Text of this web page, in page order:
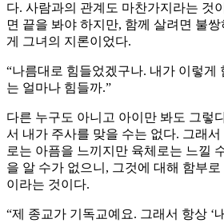
다. 사람과의 관계도 마찬가지라는 것
면 끝을 봐야 하지만, 함께 살려면 불
게 그녀의 지론이었다.
“나름대로 힘들었겠구나. 내가 이렇게
는 얼마나 힘들까.”
다른 누구도 아니고 아이만 봐도 그렇
서 내가 주사를 맞을 수는 없다. 그래
로는 아픔을 느끼지만 육체로는 느낄
을 알 수가 없으니, 그것에 대해 함부
이라는 것이다.
“제 종교가 기독교예요. 그래서 항상 ‘